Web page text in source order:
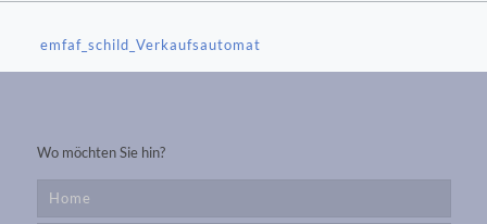
emfaf_schild_Verkaufsautomat
Wo möchten Sie hin?
Home